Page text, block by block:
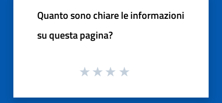
Quanto sono chiare le informazioni
su questa pagina?